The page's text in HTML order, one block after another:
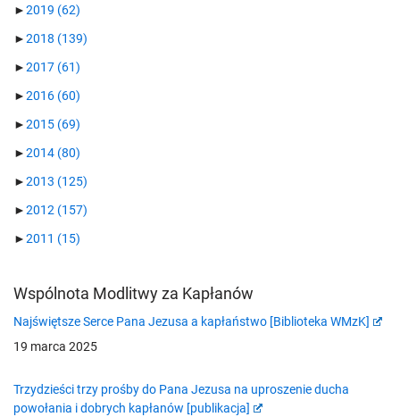
►2019 (62)
►2018 (139)
►2017 (61)
►2016 (60)
►2015 (69)
►2014 (80)
►2013 (125)
►2012 (157)
►2011 (15)
Wspólnota Modlitwy za Kapłanów
Najświętsze Serce Pana Jezusa a kapłaństwo [Biblioteka WMzK]
19 marca 2025
Trzydzieści trzy prośby do Pana Jezusa na uproszenie ducha
powołania i dobrych kapłanów [publikacja]